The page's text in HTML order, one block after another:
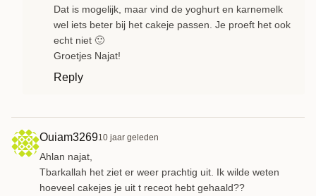
Dat is mogelijk, maar vind de yoghurt en karnemelk
wel iets beter bij het cakeje passen. Je proeft het ook
echt niet 🙂
Groetjes Najat!
Reply
Ouiam326910 jaar geleden
Ahlan najat,
Tbarkallah het ziet er weer prachtig uit. Ik wilde weten
hoeveel cakejes je uit t receot hebt gehaald??